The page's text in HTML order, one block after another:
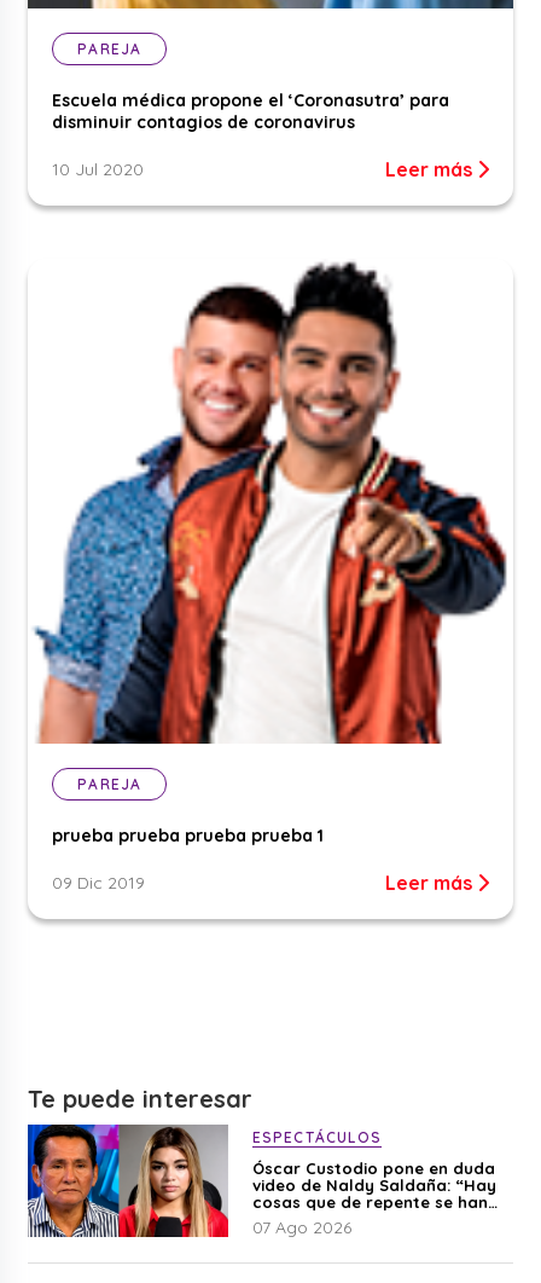
PAREJA
Escuela médica propone el ‘Coronasutra’ para
disminuir contagios de coronavirus
10 Jul 2020 Leer más
PAREJA
prueba prueba prueba prueba 1
09 Dic 2019 Leer más
Te puede interesar
ESPECTÁCULOS
Óscar Custodio pone en duda
video de Naldy Saldaña: “Hay
cosas que de repente se han
editado”
07 Ago 2026